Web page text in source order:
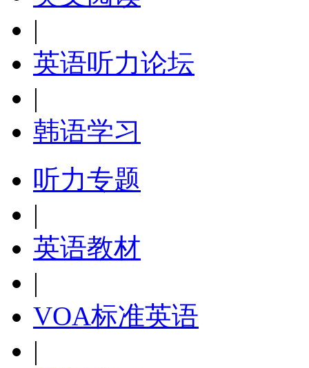
|
英语听力论坛
|
韩语学习
听力专题
|
英语教材
|
VOA标准英语
|